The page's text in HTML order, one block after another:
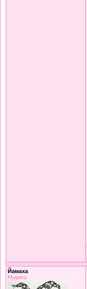
Йамаха
Мудрец